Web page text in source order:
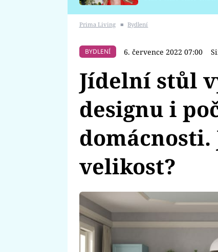
Prima Living ■ Bydlení
BYDLENÍ 6. července 2022 07:00
Jídelní stůl
designu i
velikost?